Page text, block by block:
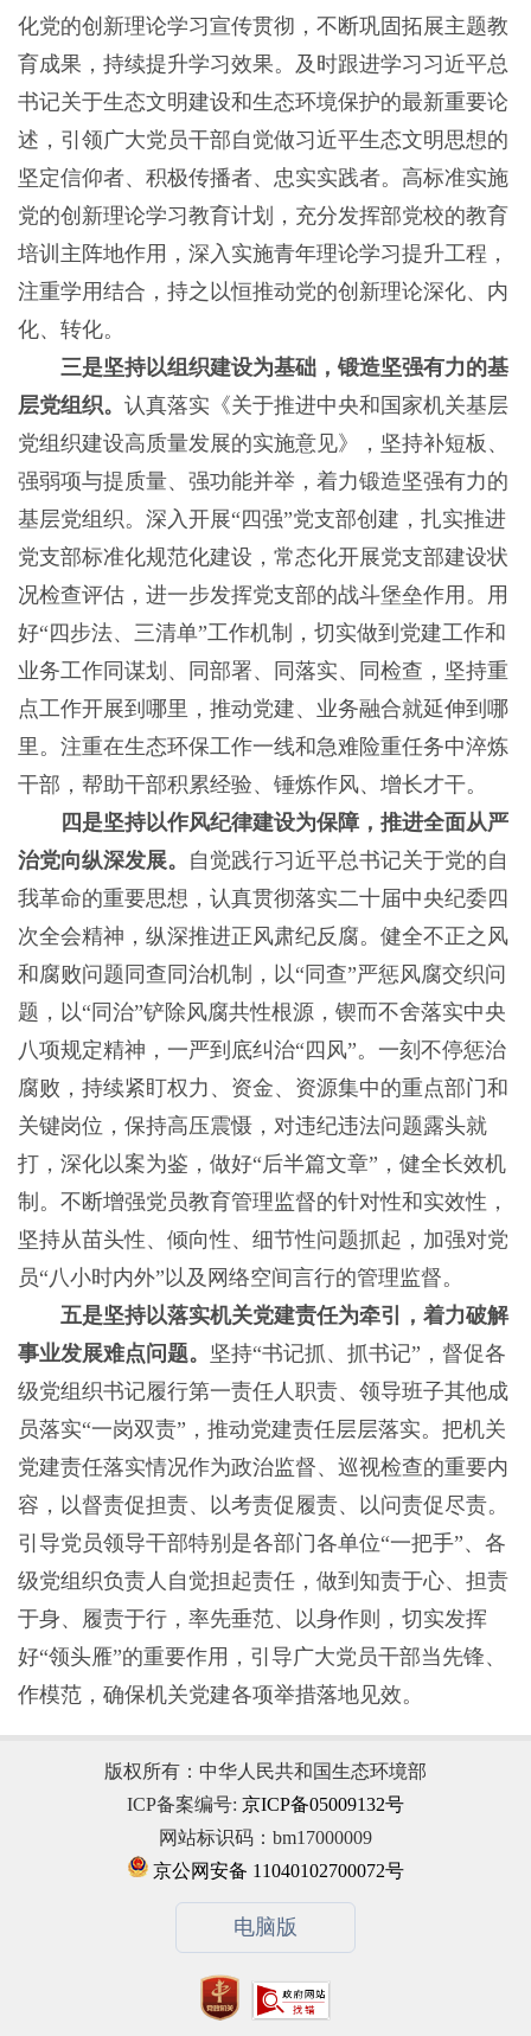
化党的创新理论学习宣传贯彻，不断巩固拓展主题教
育成果，持续提升学习效果。及时跟进学习习近平总
书记关于生态文明建设和生态环境保护的最新重要论
述，引领广大党员干部自觉做习近平生态文明思想的
坚定信仰者、积极传播者、忠实实践者。高标准实施
党的创新理论学习教育计划，充分发挥部党校的教育
培训主阵地作用，深入实施青年理论学习提升工程，
注重学用结合，持之以恒推动党的创新理论深化、内
化、转化。
三是坚持以组织建设为基础，锻造坚强有力的基
层党组织。 认真落实《关于推进中央和国家机关基层
党组织建设高质量发展的实施意见》，坚持补短板、
强弱项与提质量、强功能并举，着力锻造坚强有力的
基层党组织。深入开展“四强”党支部创建，扎实推进
党支部标准化规范化建设，常态化开展党支部建设状
况检查评估，进一步发挥党支部的战斗堡垒作用。用
好“四步法、三清单”工作机制，切实做到党建工作和
业务工作同谋划、同部署、同落实、同检查，坚持重
点工作开展到哪里，推动党建、业务融合就延伸到哪
里。注重在生态环保工作一线和急难险重任务中淬炼
干部，帮助干部积累经验、锤炼作风、增长才干。
四是坚持以作风纪律建设为保障，推进全面从严
治党向纵深发展。
自觉践行习近平总书记关于党的自
我革命的重要思想，认真贯彻落实二十届中央纪委四
次全会精神，纵深推进正风肃纪反腐。健全不正之风
和腐败问题同查同治机制，以“同查”严惩风腐交织问
题，以“同治”铲除风腐共性根源，锲而不舍落实中央
八项规定精神，一严到底纠治“四风”。一刻不停惩治
腐败，持续紧盯权力、资金、资源集中的重点部门和
关键岗位，保持高压震慑，对违纪违法问题露头就
打，深化以案为鉴，做好“后半篇文章”，健全长效机
制。不断增强党员教育管理监督的针对性和实效性，
坚持从苗头性、倾向性、细节性问题抓起，加强对党
员“八小时内外”以及网络空间言行的管理监督。
五是坚持以落实机关党建责任为牵引，着力破解
事业发展难点问题。 坚持“书记抓、抓书记”，督促各
级党组织书记履行第一责任人职责、领导班子其他成
员落实“一岗双责”，推动党建责任层层落实。把机关
党建责任落实情况作为政治监督、巡视检查的重要内
容，以督责促担责、以考责促履责、以问责促尽责。
引导党员领导干部特别是各部门各单位“一把手”、各
级党组织负责人自觉担起责任，做到知责于心、担责
于身、履责于行，率先垂范、以身作则，切实发挥
好“领头雁”的重要作用，引导广大党员干部当先锋、
作模范，确保机关党建各项举措落地见效。
版权所有：中华人民共和国生态环境部
ICP备案编号: 京ICP备05009132号
网站标识码：bm17000009
京公网安备 11040102700072号
电脑版